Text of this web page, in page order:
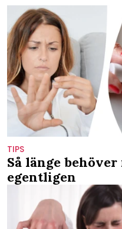
TIPS
Så länge
egentligen